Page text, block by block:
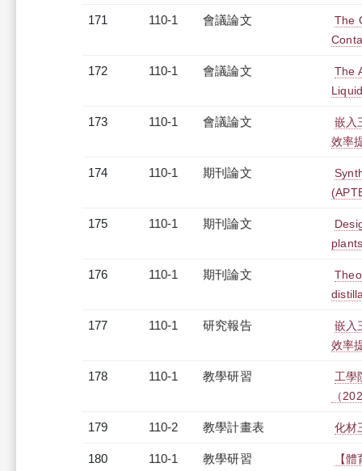
171 110-1 會議論文
The
172 110-1 會議論文
The
173 110-1 會議論文
嵌入
效率
174 110-1 期刊論文
175 110-1 期刊論文
176 110-1 期刊論文
177 110-1 研究報告
嵌入
效率
178 110-1 教學研習
工學
（
179 110-2 教學計畫表 化材
180 110-1 教學研習
【